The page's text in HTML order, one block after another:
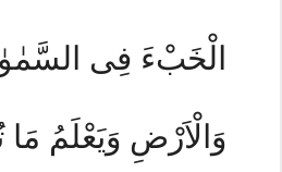
الْخَبْءَ فِى
وَالْاَرْضِ وَيَعْلَمُ